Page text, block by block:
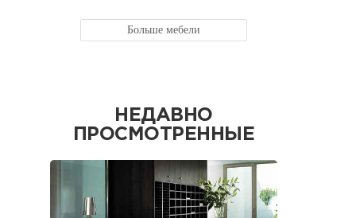
Больше мебели
НЕДАВНО
ПРОСМОТРЕННЫЕ